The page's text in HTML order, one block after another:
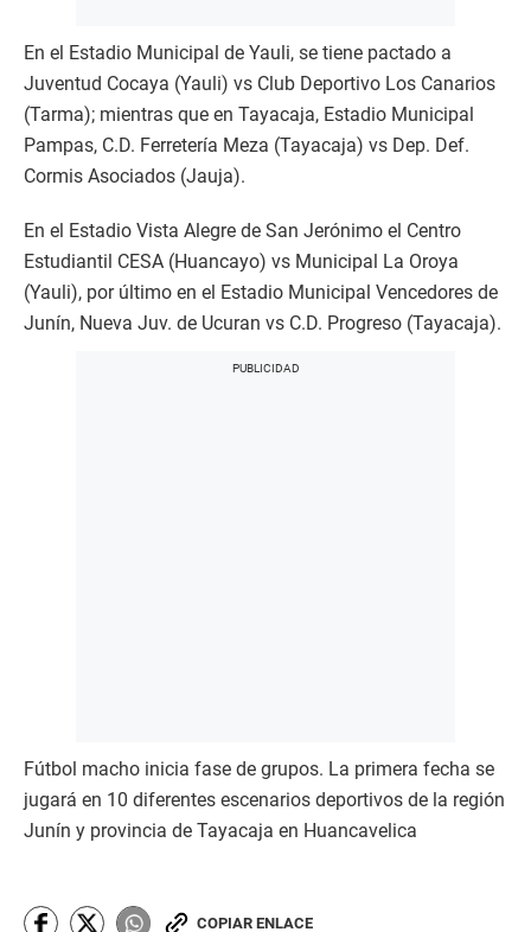
En el Estadio Municipal de Yauli, se tiene pactado a
Juventud Cocaya (Yauli) vs Club Deportivo Los Canarios
(Tarma); mientras que en Tayacaja, Estadio Municipal
Pampas, C.D. Ferretería Meza (Tayacaja) vs Dep. Def.
Cormis Asociados (Jauja).
En el Estadio Vista Alegre de San Jerónimo el Centro
Estudiantil CESA (Huancayo) vs Municipal La Oroya
(Yauli), por último en el Estadio Municipal Vencedores de
Junín, Nueva Juv. de Ucuran vs C.D. Progreso (Tayacaja).
Fútbol macho inicia fase de grupos. La primera fecha se
jugará en 10 diferentes escenarios deportivos de la región
Junín y provincia de Tayacaja en Huancavelica
COPIAR ENLACE